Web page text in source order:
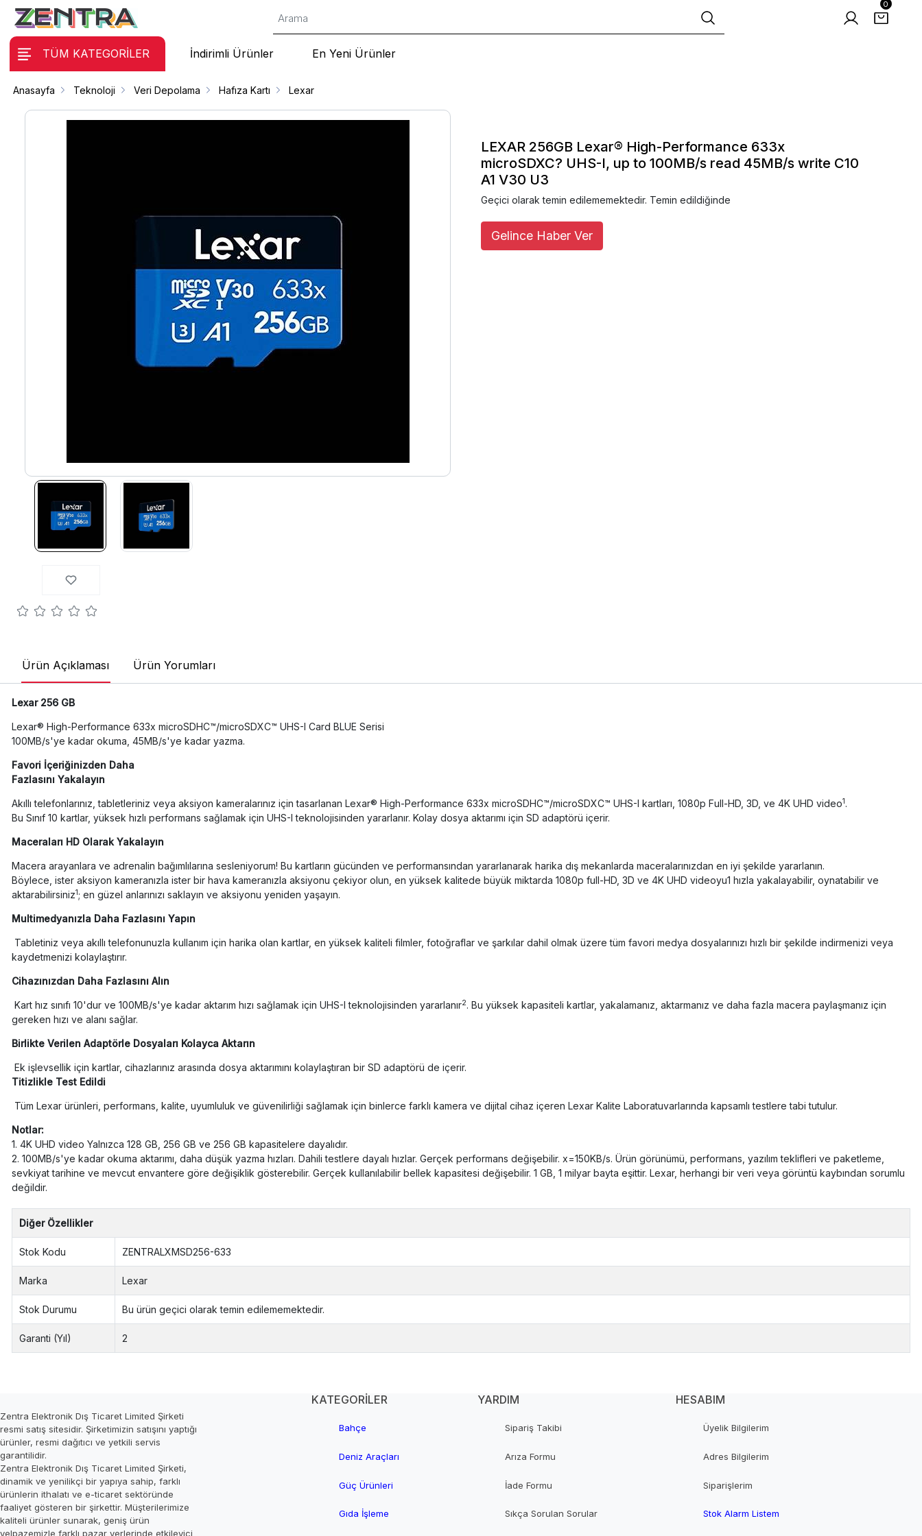
0
TÜM KATEGORİLER İndirimli Ürünler En Yeni Ürünler
Anasayfa Teknoloji Veri Depolama Hafıza Kartı Lexar
LEXAR 256GB Lexar® High-Performance 633x
microSDXC? UHS-I, up to 100MB/s read 45MB/s write C10
A1 V30 U3
Geçici olarak temin edilememektedir. Temin edildiğinde
Gelince Haber Ver
Ürün Açıklaması Ürün Yorumları
Lexar 256 GB
Lexar® High-Performance 633x microSDHC™/microSDXC™ UHS-I Card BLUE Serisi
100MB/s'ye kadar okuma, 45MB/s'ye kadar yazma.
Favori İçeriğinizden Daha
Fazlasını Yakalayın
Akıllı telefonlarınız, tabletleriniz veya aksiyon kameralarınız için tasarlanan Lexar® High-Performance 633x microSDHC™/microSDXC™ UHS-I kartları, 1080p Full-HD, 3D, ve 4K UHD video1.
Bu Sınıf 10 kartlar, yüksek hızlı performans sağlamak için UHS-I teknolojisinden yararlanır. Kolay dosya aktarımı için SD adaptörü içerir.
Maceraları HD Olarak Yakalayın
Macera arayanlara ve adrenalin bağımlılarına sesleniyorum! Bu kartların gücünden ve performansından yararlanarak harika dış mekanlarda maceralarınızdan en iyi şekilde yararlanın.
Böylece, ister aksiyon kameranızla ister bir hava kameranızla aksiyonu çekiyor olun, en yüksek kalitede büyük miktarda 1080p full-HD, 3D ve 4K UHD videoyu1 hızla yakalayabilir, oynatabilir ve
aktarabilirsiniz1; en güzel anlarınızı saklayın ve aksiyonu yeniden yaşayın.
Multimedyanızla Daha Fazlasını Yapın
Tabletiniz veya akıllı telefonunuzla kullanım için harika olan kartlar, en yüksek kaliteli filmler, fotoğraflar ve şarkılar dahil olmak üzere tüm favori medya dosyalarınızı hızlı bir şekilde indirmenizi veya
kaydetmenizi kolaylaştırır.
Cihazınızdan Daha Fazlasını Alın
Kart hız sınıfı 10'dur ve 100MB/s'ye kadar aktarım hızı sağlamak için UHS-I teknolojisinden yararlanır2. Bu yüksek kapasiteli kartlar, yakalamanız, aktarmanız ve daha fazla macera paylaşmanız için
gereken hızı ve alanı sağlar.
Birlikte Verilen Adaptörle Dosyaları Kolayca Aktarın
Ek işlevsellik için kartlar, cihazlarınız arasında dosya aktarımını kolaylaştıran bir SD adaptörü de içerir.
Titizlikle Test Edildi
Tüm Lexar ürünleri, performans, kalite, uyumluluk ve güvenilirliği sağlamak için binlerce farklı kamera ve dijital cihaz içeren Lexar Kalite Laboratuvarlarında kapsamlı testlere tabi tutulur.
Notlar:
1. 4K UHD video Yalnızca 128 GB, 256 GB ve 256 GB kapasitelere dayalıdır.
2. 100MB/s'ye kadar okuma aktarımı, daha düşük yazma hızları. Dahili testlere dayalı hızlar. Gerçek performans değişebilir. x=150KB/s. Ürün görünümü, performans, yazılım teklifleri ve paketleme,
sevkiyat tarihine ve mevcut envantere göre değişiklik gösterebilir. Gerçek kullanılabilir bellek kapasitesi değişebilir. 1 GB, 1 milyar bayta eşittir. Lexar, herhangi bir veri veya görüntü kaybından sorumlu
değildir.
Diğer Özellikler
Stok Kodu ZENTRALXMSD256-633
Marka Lexar
Stok Durumu Bu ürün geçici olarak temin edilememektedir.
Garanti (Yıl) 2
Zentra Elektronik Dış Ticaret Limited Şirketi
resmi satış sitesidir. Şirketimizin satışını yaptığı
ürünler, resmi dağıtıcı ve yetkili servis
garantilidir.
Zentra Elektronik Dış Ticaret Limited Şirketi,
dinamik ve yenilikçi bir yapıya sahip, farklı
ürünlerin ithalatı ve e-ticaret sektöründe
faaliyet gösteren bir şirkettir. Müşterilerimize
kaliteli ürünler sunarak, geniş ürün
yelpazemizle farklı pazar yerlerinde etkileyici
KATEGORİLER
Bahçe
Deniz Araçları
Güç Ürünleri
Gıda İşleme
YARDIM
Sipariş Takibi
Arıza Formu
İade Formu
Sıkça Sorulan Sorular
HESABIM
Üyelik Bilgilerim
Adres Bilgilerim
Siparişlerim
Stok Alarm Listem